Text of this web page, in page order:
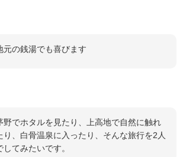
元の銭湯でも喜びます
野でホタルを見たり、上高地で自然に触れ
り、白骨温泉に入ったり、そんな旅行を2人
してみたいです。